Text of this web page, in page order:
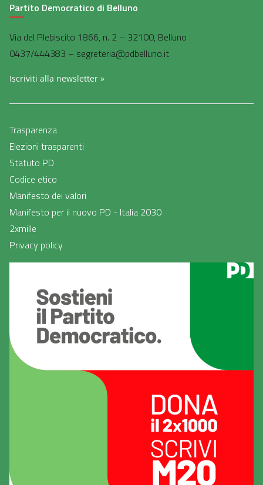
Partito Democratico di Belluno
Via del Plebiscito 1866, n. 2 – 32100, Belluno
0437/444383 – segreteria@pdbelluno.it
Iscriviti alla newsletter »
Trasparenza
Elezioni trasparenti
Statuto PD
Codice etico
Manifesto dei valori
Manifesto per il nuovo PD - Italia 2030
2xmille
Privacy policy